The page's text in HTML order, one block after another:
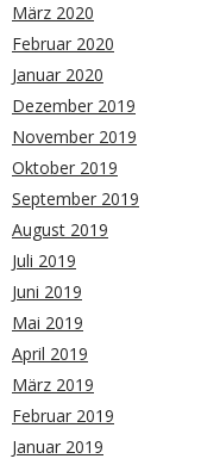
März 2020
Februar 2020
Januar 2020
Dezember 2019
November 2019
Oktober 2019
September 2019
August 2019
Juli 2019
Juni 2019
Mai 2019
April 2019
März 2019
Februar 2019
Januar 2019